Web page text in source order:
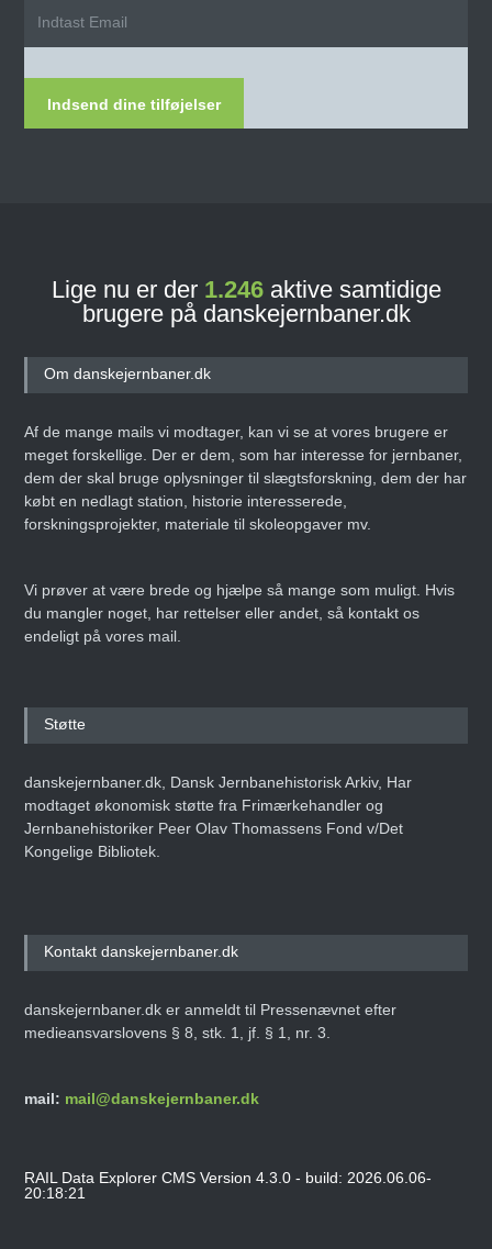
Indsend dine tilføjelser
Lige nu er der 1.246aktive samtidige
brugere på danskejernbaner.dk
Om danskejernbaner.dk
Af de mange mails vi modtager, kan vi se at vores brugere er
meget forskellige. Der er dem, som har interesse for jernbaner,
dem der skal bruge oplysninger til slægtsforskning, dem der har
købt en nedlagt station, historie interesserede,
forskningsprojekter, materiale til skoleopgaver mv.
Vi prøver at være brede og hjælpe så mange som muligt. Hvis
du mangler noget, har rettelser eller andet, så kontakt os
endeligt på vores mail.
Støtte
danskejernbaner.dk, Dansk Jernbanehistorisk Arkiv, Har
modtaget økonomisk støtte fra Frimærkehandler og
Jernbanehistoriker Peer Olav Thomassens Fond v/Det
Kongelige Bibliotek.
Kontakt danskejernbaner.dk
danskejernbaner.dk er anmeldt til Pressenævnet efter
medieansvarslovens § 8, stk. 1, jf. § 1, nr. 3.
mail: mail@danskejernbaner.dk
RAIL Data Explorer CMS Version 4.3.0 - build: 2026.06.06-
20:18:21